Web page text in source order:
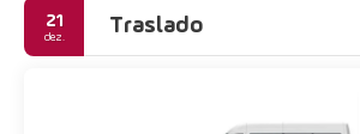
21
dez. Traslado